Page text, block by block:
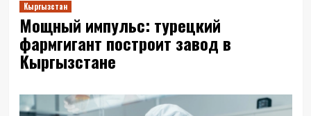
Кыргызстан
Мощный импульс: турецкий
фармгигант построит завод в
Кыргызстане